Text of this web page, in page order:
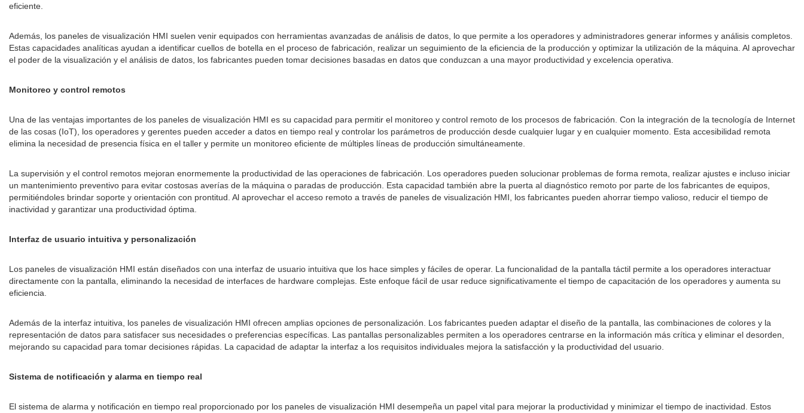
eficiente.
Además, los paneles de visualización HMI suelen venir equipados con herramientas avanzadas de análisis de datos, lo que permite a los operadores y administradores generar informes y análisis completos.
Estas capacidades analíticas ayudan a identificar cuellos de botella en el proceso de fabricación, realizar un seguimiento de la eficiencia de la producción y optimizar la utilización de la máquina. Al aprovechar
el poder de la visualización y el análisis de datos, los fabricantes pueden tomar decisiones basadas en datos que conduzcan a una mayor productividad y excelencia operativa.
Monitoreo y control remotos
Una de las ventajas importantes de los paneles de visualización HMI es su capacidad para permitir el monitoreo y control remoto de los procesos de fabricación. Con la integración de la tecnología de Internet
de las cosas (IoT), los operadores y gerentes pueden acceder a datos en tiempo real y controlar los parámetros de producción desde cualquier lugar y en cualquier momento. Esta accesibilidad remota
elimina la necesidad de presencia física en el taller y permite un monitoreo eficiente de múltiples líneas de producción simultáneamente.
La supervisión y el control remotos mejoran enormemente la productividad de las operaciones de fabricación. Los operadores pueden solucionar problemas de forma remota, realizar ajustes e incluso iniciar
un mantenimiento preventivo para evitar costosas averías de la máquina o paradas de producción. Esta capacidad también abre la puerta al diagnóstico remoto por parte de los fabricantes de equipos,
permitiéndoles brindar soporte y orientación con prontitud. Al aprovechar el acceso remoto a través de paneles de visualización HMI, los fabricantes pueden ahorrar tiempo valioso, reducir el tiempo de
inactividad y garantizar una productividad óptima.
Interfaz de usuario intuitiva y personalización
Los paneles de visualización HMI están diseñados con una interfaz de usuario intuitiva que los hace simples y fáciles de operar. La funcionalidad de la pantalla táctil permite a los operadores interactuar
directamente con la pantalla, eliminando la necesidad de interfaces de hardware complejas. Este enfoque fácil de usar reduce significativamente el tiempo de capacitación de los operadores y aumenta su
eficiencia.
Además de la interfaz intuitiva, los paneles de visualización HMI ofrecen amplias opciones de personalización. Los fabricantes pueden adaptar el diseño de la pantalla, las combinaciones de colores y la
representación de datos para satisfacer sus necesidades o preferencias específicas. Las pantallas personalizables permiten a los operadores centrarse en la información más crítica y eliminar el desorden,
mejorando su capacidad para tomar decisiones rápidas. La capacidad de adaptar la interfaz a los requisitos individuales mejora la satisfacción y la productividad del usuario.
Sistema de notificación y alarma en tiempo real
El sistema de alarma y notificación en tiempo real proporcionado por los paneles de visualización HMI desempeña un papel vital para mejorar la productividad y minimizar el tiempo de inactividad. Estos